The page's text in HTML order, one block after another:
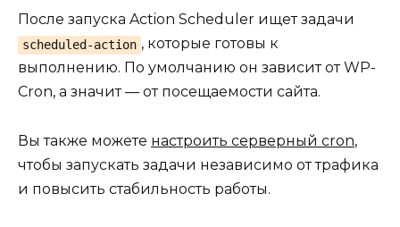
После запуска Action Scheduler ищет задачи
scheduled-action , которые готовы к
выполнению. По умолчанию он зависит от WP-
Cron, а значит — от посещаемости сайта.
Вы также можете настроить серверный cron,
чтобы запускать задачи независимо от трафика
и повысить стабильность работы.